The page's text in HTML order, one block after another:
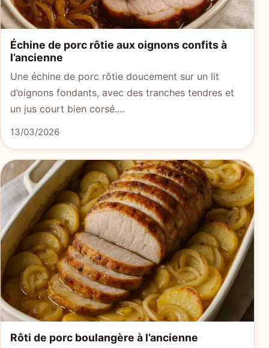
Échine de porc rôtie aux oignons confits à
l’ancienne
Une échine de porc rôtie doucement sur un lit
d’oignons fondants, avec des tranches tendres et
un jus court bien corsé.…
13/03/2026
Rôti de porc boulangère à l’ancienne